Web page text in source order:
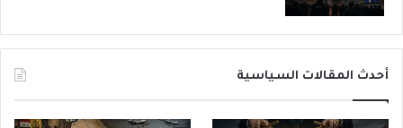
أحدث المقالات السياسية